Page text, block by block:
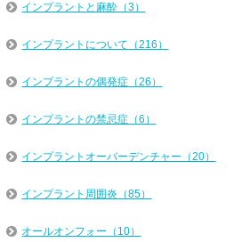
インプラントと麻酔（3）
インプラントについて（216）
インプラントの偶発症（26）
インプラントの禁忌症（6）
インプラントオーバーデンチャー（20）
インプラント周囲炎（85）
オールオンフォー（10）